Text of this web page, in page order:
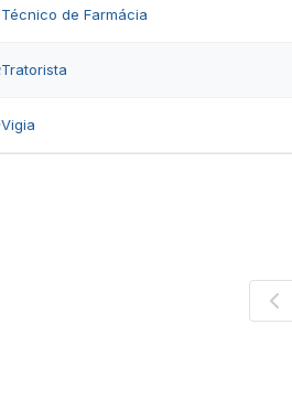
Técnico de Farmácia
Tratorista
Vigia